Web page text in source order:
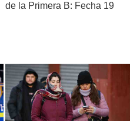
de la Primera B: Fecha 19